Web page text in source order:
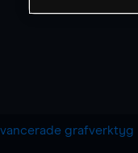
grafverktyg